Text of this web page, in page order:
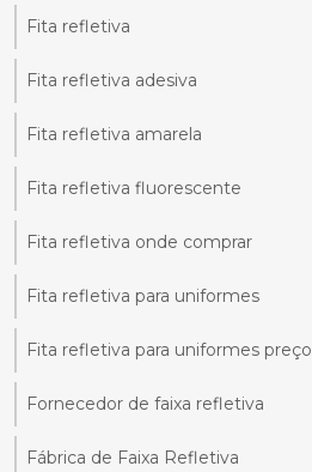
Fita refletiva
Fita refletiva adesiva
Fita refletiva amarela
Fita refletiva fluorescente
Fita refletiva onde comprar
Fita refletiva para uniformes
Fita refletiva para uniformes preço
Fornecedor de faixa refletiva
Fábrica de Faixa Refletiva